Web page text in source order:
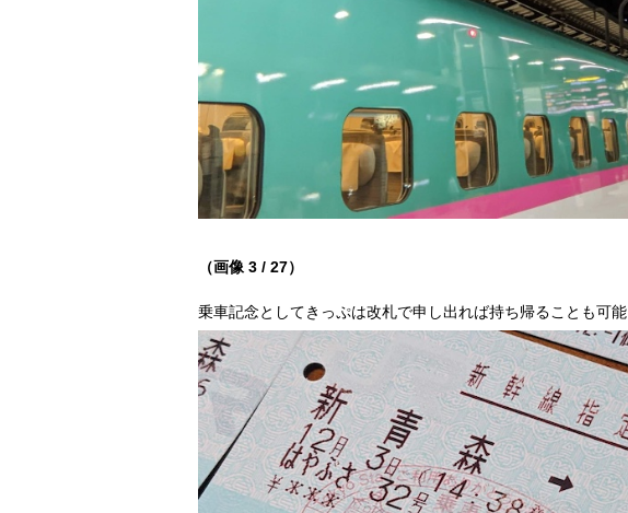
（画像 3 / 27）
乗車記念としてきっぷは改札で申し出れば持ち帰ることも可能